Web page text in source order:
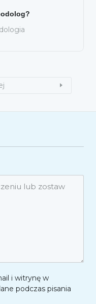
i witrynę w
podczas pisania